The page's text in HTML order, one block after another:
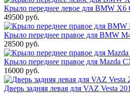
Крыло переднее левое для BMW X6
49500 руб.
Крыло переднее правое для BMW
28500 руб.
Крыло переднее правое для Mazda
16000 руб.
Дверь задняя левая для VAZ Vesta